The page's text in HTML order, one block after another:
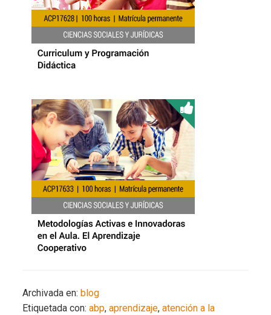
Archivada en: blog
Etiquetada con:abp,aprendizaje,atención a la